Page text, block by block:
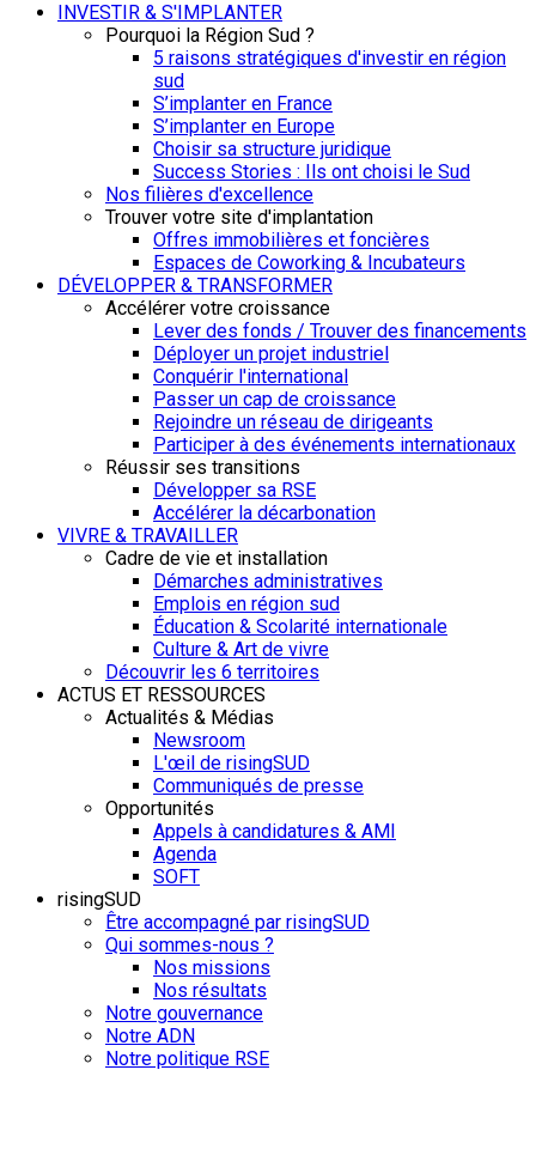
INVESTIR & S'IMPLANTER
Pourquoi la Région Sud ?
5 raisons stratégiques d'investir en région
sud
S’implanter en France
S’implanter en Europe
Choisir sa structure juridique
Success Stories : Ils ont choisi le Sud
Nos filières d'excellence
Trouver votre site d'implantation
Offres immobilières et foncières
Espaces de Coworking & Incubateurs
DÉVELOPPER & TRANSFORMER
Accélérer votre croissance
Lever des fonds / Trouver des financements
Déployer un projet industriel
Conquérir l'international
Passer un cap de croissance
Rejoindre un réseau de dirigeants
Participer à des événements internationaux
Réussir ses transitions
Développer sa RSE
Accélérer la décarbonation
VIVRE & TRAVAILLER
Cadre de vie et installation
Démarches administratives
Emplois en région sud
Éducation & Scolarité internationale
Culture & Art de vivre
Découvrir les 6 territoires
ACTUS ET RESSOURCES
Actualités & Médias
Newsroom
L'œil de risingSUD
Communiqués de presse
Opportunités
Appels à candidatures & AMI
Agenda
SOFT
risingSUD
Être accompagné par risingSUD
Qui sommes-nous ?
Nos missions
Nos résultats
Notre gouvernance
Notre ADN
Notre politique RSE